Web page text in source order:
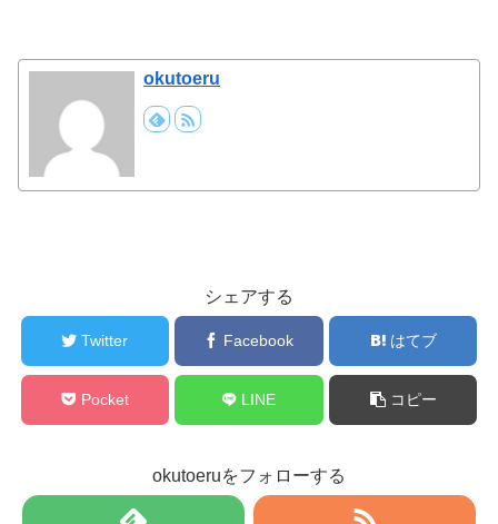
okutoeru
シェアする
Twitter Facebook はてブ
Pocket LINE コピー
okutoeruをフォローする